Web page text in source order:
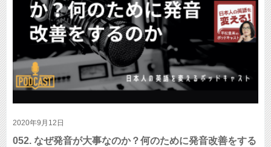
2020年9月12日
052. なぜ発音が大事なのか？何のために発音改善をする